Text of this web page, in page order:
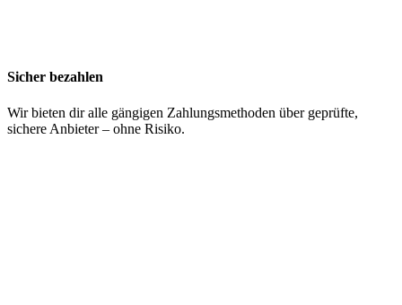
Sicher bezahlen
Wir bieten dir alle gängigen Zahlungsmethoden über geprüfte,
sichere Anbieter – ohne Risiko.